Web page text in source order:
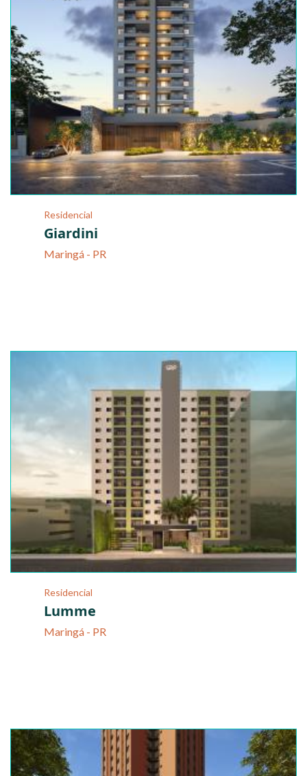
Residencial
Giardini
Maringá - PR
Residencial
Lumme
Maringá - PR